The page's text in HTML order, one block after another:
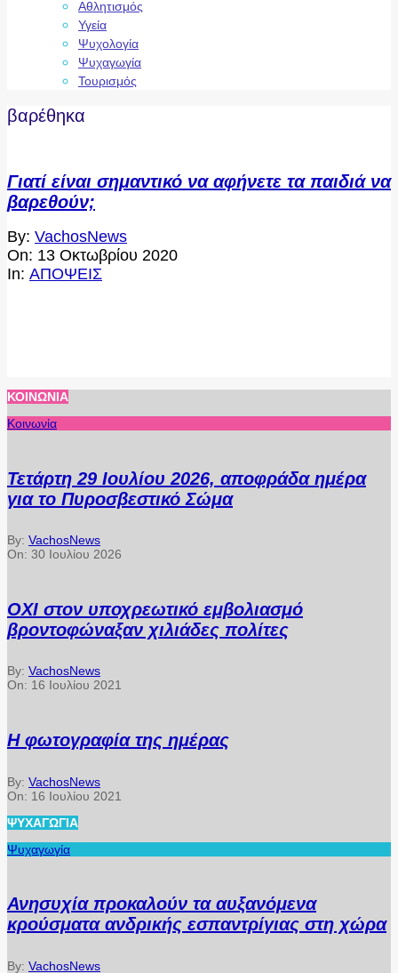
Αθλητισμός
Υγεία
Ψυχολογία
Ψυχαγωγία
Τουρισμός
βαρέθηκα
Γιατί είναι σημαντικό να αφήνετε τα παιδιά να
βαρεθούν;
2020-
10-
13
By: VachosNews
On: 13 Οκτωβρίου 2020
In: ΑΠΟΨΕΙΣ
ΚΟΙΝΩΝΊΑ
Κοινωνία
Τετάρτη 29 Ιουλίου 2026, αποφράδα ημέρα
για το Πυροσβεστικό Σώμα
By: VachosNews
On: 30 Ιουλίου 2026
ΟΧΙ στον υποχρεωτικό εμβολιασμό
βροντοφώναξαν χιλιάδες πολίτες
By: VachosNews
On: 16 Ιουλίου 2021
Η φωτογραφία της ημέρας
By: VachosNews
On: 16 Ιουλίου 2021
ΨΥΧΑΓΩΓΊΑ
Ψυχαγωγία
Ανησυχία προκαλούν τα αυξανόμενα
κρούσματα ανδρικής εσπαντρίγιας στη χώρα
By: VachosNews